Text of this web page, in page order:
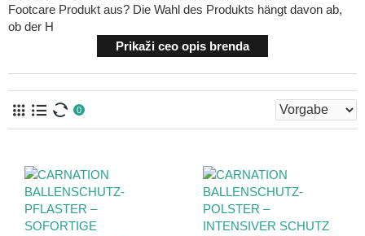
Footcare Produkt aus? Die Wahl des Produkts hängt davon ab,
ob der H
Prikaži ceo opis brenda
0